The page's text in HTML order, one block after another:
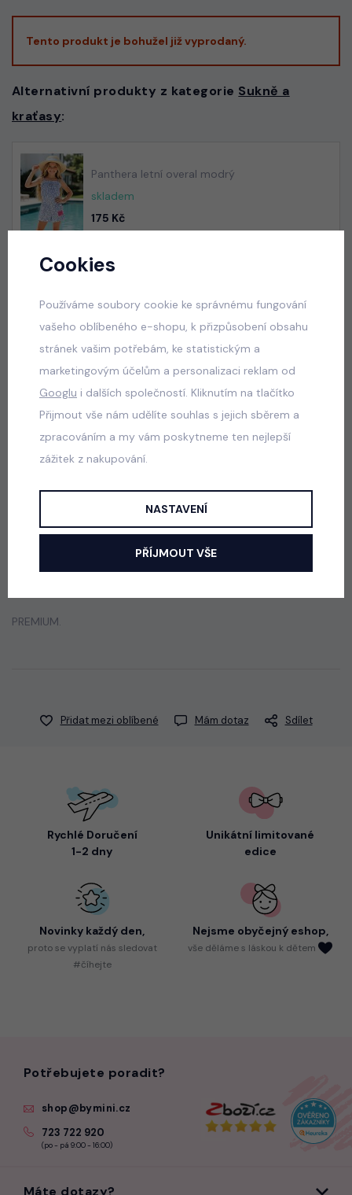
Tento produkt je bohužel již vyprodaný.
Alternativní produkty z kategorie Sukně a
kraťasy:
Panthera letní overal modrý
skladem
175 Kč
Dumpling kraťasy ERA černé
skladem
50 Kč
Popis Jak vybrat správnou velikost?
PREMIUM.
Přidat mezi oblíbené Mám dotaz Sdílet
Rychlé Doručení
1-2 dny
Unikátní limitované
edice
Novinky každý den,
protose vyplatí nás sledovat
#číhejte
Nejsme obyčejný eshop,
vše děláme s láskou k dětem
Potřebujete poradit?
shop@bymini.cz
723 722 920
(po - pá 9:00 - 16:00)
Máte dotazy?
Cookies
Používáme soubory cookie ke správnému fungování
vašeho oblíbeného e-shopu, k přizpůsobení obsahu
stránek vašim potřebám, ke statistickým a
marketingovým účelům a personalizaci reklam od
Googlu i dalších společností. Kliknutím na tlačítko
Přijmout vše nám udělíte souhlas s jejich sběrem a
zpracováním a my vám poskytneme ten nejlepší
zážitek z nakupování.
NASTAVENÍ
PŘÍJMOUT VŠE